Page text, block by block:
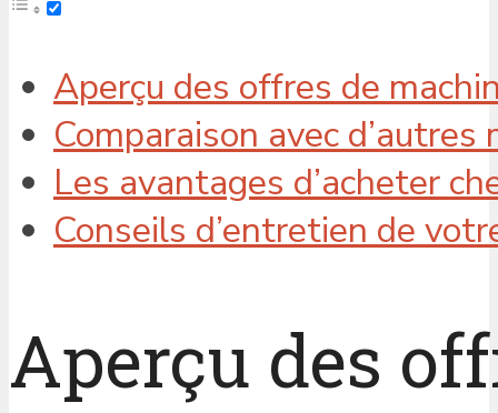
Aperçu des offres de
Comparaison avec
Les avantages d’acheter
Conseils d’entretien de
Aperçu des